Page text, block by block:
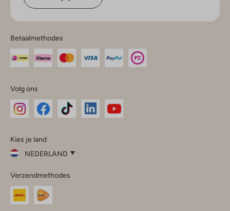
Betaalmethodes
Volg ons
InstagramFacebook
Kies je land
NEDERLAND
je
land
Nederland
Verzendmethodes